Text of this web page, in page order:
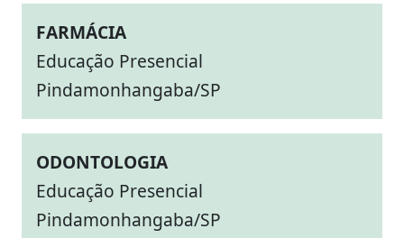
FARMÁCIA
Educação Presencial
Pindamonhangaba/SP
ODONTOLOGIA
Educação Presencial
Pindamonhangaba/SP